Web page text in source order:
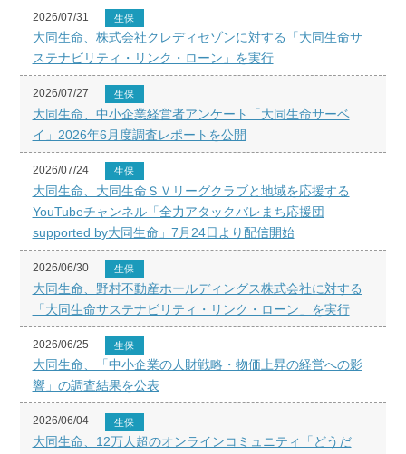
2026/07/31 生保
大同生命、株式会社クレディセゾンに対する「大同生命サ
ステナビリティ・リンク・ローン」を実行
2026/07/27 生保
大同生命、中小企業経営者アンケート「大同生命サーベ
イ」2026年6月度調査レポートを公開
2026/07/24 生保
大同生命、大同生命ＳＶリーグクラブと地域を応援する
YouTubeチャンネル「全力アタックバレまち応援団
supported by大同生命」7月24日より配信開始
2026/06/30 生保
大同生命、野村不動産ホールディングス株式会社に対する
「大同生命サステナビリティ・リンク・ローン」を実行
2026/06/25 生保
大同生命、「中小企業の人財戦略・物価上昇の経営への影
響」の調査結果を公表
2026/06/04 生保
大同生命、12万人超のオンラインコミュニティ「どうだ